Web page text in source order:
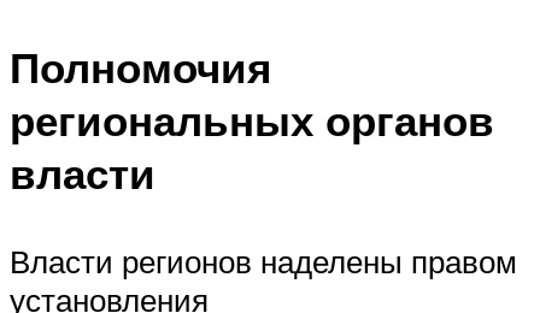
Полномочия
региональных органов
власти
Власти регионов наделены правом
установления